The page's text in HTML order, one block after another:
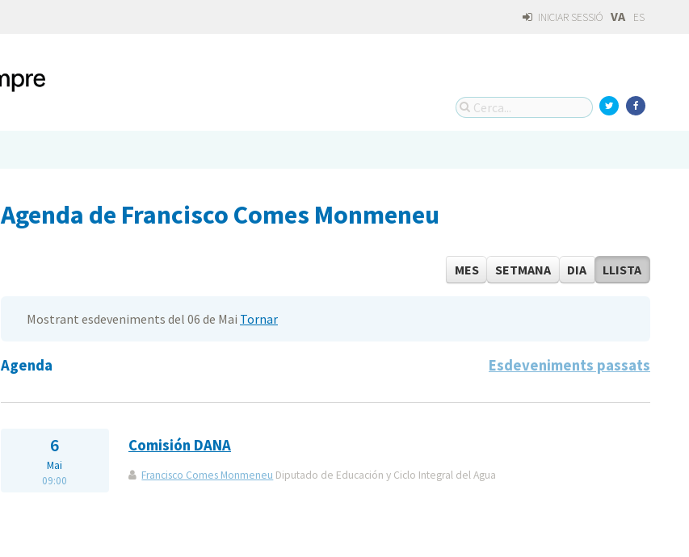
INICIAR SESSIÓ VA ES
Agenda de Francisco Comes Monmeneu
MES SETMANA DIA LLISTA
Mostrant esdeveniments del 06 de Mai Tornar
Agenda Esdeveniments passats
6
Mai
09:00
Comisión DANA
Francisco Comes Monmeneu Diputado de Educación y Ciclo Integral del Agua